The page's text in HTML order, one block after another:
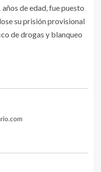
de edad, fue puesto
su prisión provisional
de drogas y blanqueo